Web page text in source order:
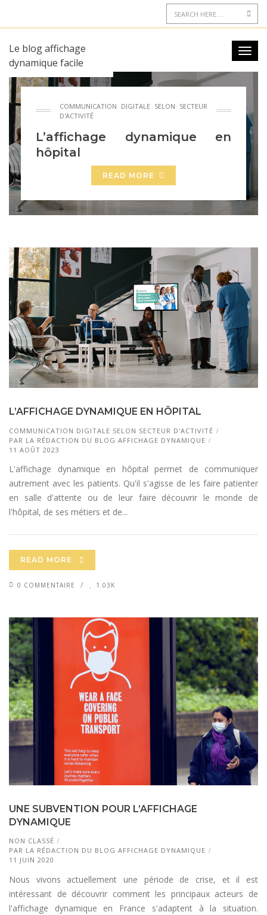
Le blog affichage
dynamique facile
COMMUNICATION DIGITALE SELON SECTEUR
D'ACTIVITÉ
L’affichage dynamique en
hôpital
READ MORE
L’AFFICHAGE DYNAMIQUE EN HÔPITAL
COMMUNICATION DIGITALE SELON SECTEUR D'ACTIVITÉ
PAR LA RÉDACTION DU BLOG AFFICHAGE DYNAMIQUE
11 AOÛT 2023
L'affichage dynamique en hôpital permet de communiquer
autrement avec les patients. Qu'il s'agisse de les faire patienter
en salle d'attente ou de leur faire découvrir le monde de
l'hôpital, de ses métiers et de...
READ MORE
0 COMMENTAIRE 1.03K
UNE SUBVENTION POUR L’AFFICHAGE
DYNAMIQUE
NON CLASSÉ
PAR LA RÉDACTION DU BLOG AFFICHAGE DYNAMIQUE
11 JUIN 2020
Nous vivons actuellement une période de crise, et il est
intéressant de découvrir comment les principaux acteurs de
l'affichage dynamique en France s'adaptent à la situation.